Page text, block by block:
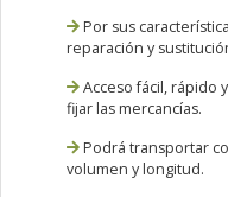
Por sus
reparación y
Acceso fácil, rápido
fijar las mercancías.
Podrá transportar
volumen y longitud.